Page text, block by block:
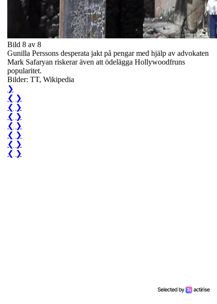
Bild 8 av 8
Gunilla Perssons desperata jakt på pengar med hjälp av advokaten
Mark Safaryan riskerar även att ödelägga Hollywoodfruns
popularitet.
Bilder: TT, Wikipedia
❯
❮ ❯
❮ ❯
❮ ❯
❮ ❯
❮ ❯
❮ ❯
❮ ❯